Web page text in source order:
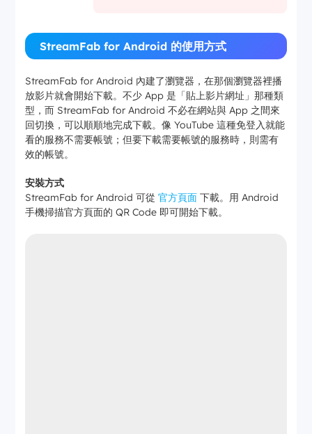
StreamFab for Android 的使用方式
StreamFab for Android 內建了瀏覽器，在那個瀏覽器裡播
放影片就會開始下載。不少 App 是「貼上影片網址」那種類
型，而 StreamFab for Android 不必在網站與 App 之間來
回切換，可以順順地完成下載。像 YouTube 這種免登入就能
看的服務不需要帳號；但要下載需要帳號的服務時，則需有
效的帳號。
安裝方式
StreamFab for Android 可從官方頁面 下載。用 Android
手機掃描官方頁面的 QR Code 即可開始下載。